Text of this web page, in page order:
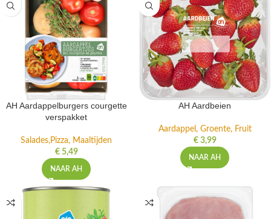
AH Aardappelburgers courgette
verspakket
Salades,Pizza, Maaltijden
€5,49
NAAR AH
AH Aardbeien
Aardappel, Groente, Fruit
€3,99
NAAR AH